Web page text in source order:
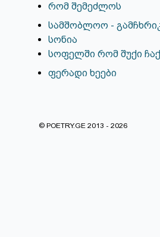
რომ შემეძლოს
სამშობლოო -
სონია
სოფელში რომ შუქი
ფერადი ხეები
© POETRY.GE 2013 - 2026